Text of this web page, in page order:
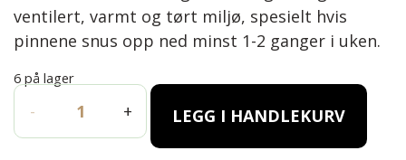
ventilert, varmt og tørt miljø, spesielt hvis
pinnene snus opp ned minst 1-2 ganger i uken.
6 på lager
FANTASY 50ml antall
- + LEGG I HANDLEKURV